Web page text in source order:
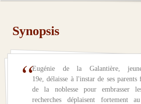
Synopsis
Eugénie de la Galantière,
19e, délaisse à l'instar de ses parents
de la noblesse pour embrasser
recherches déplaisent fortement